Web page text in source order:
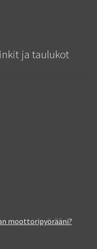
ja taulukot
moottoripyörääni?